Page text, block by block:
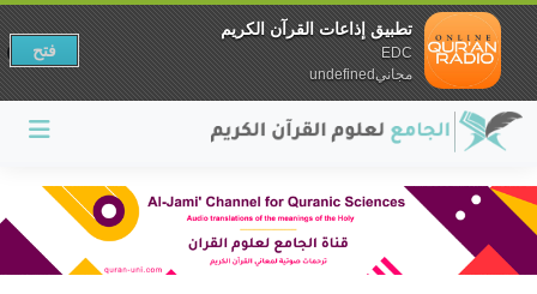
تطبيق إذاعات القرآن الكريم
EDC
مجانيundefined
فتح